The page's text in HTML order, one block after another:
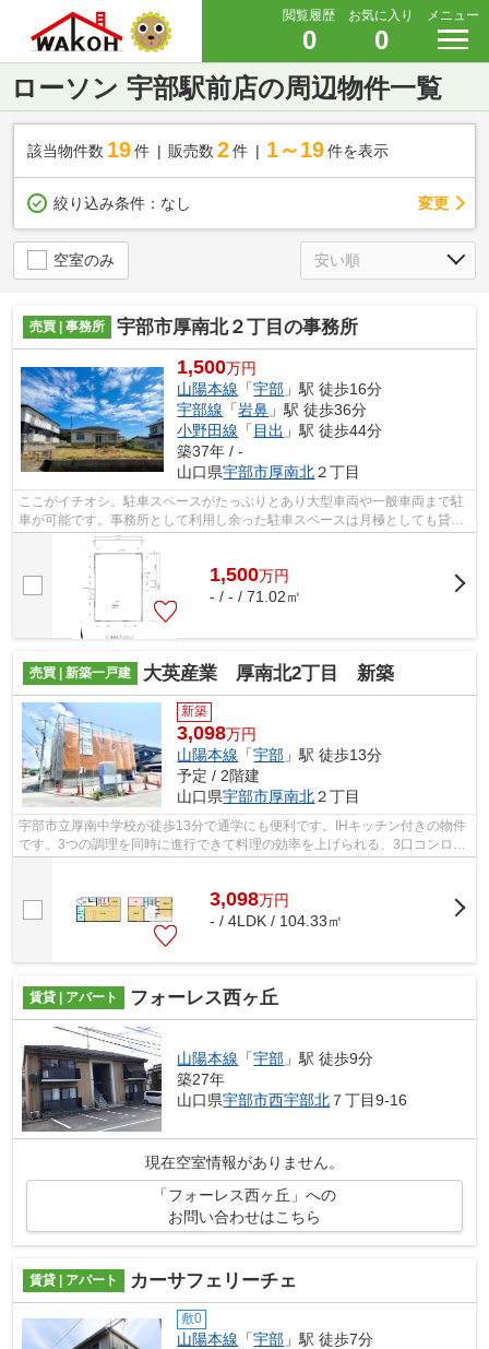
閲覧履歴
0
お気に入り
0
メニュー
ローソン 宇部駅前店の周辺物件一覧
該当物件数 19件 販売数 2 件 1～19 件を表示
絞り込み条件： なし 変更
空室のみ
売買 | 事務所 宇部市厚南北２丁目の事務所
1,500万円
山陽本線 「宇部 」駅 徒歩16分
宇部線 「岩鼻 」駅 徒歩36分
小野田線 「 目出 」駅 徒歩44分
築37年 / -
山口県宇部市厚南北２丁目
ここがイチオシ。駐車スペースがたっぷりとあり大型車両や一般車両まで駐
車が可能です。事務所として利用し余った駐車スペースは月極としても貸し
出し可能です。また平屋建ての建物は...
1,500万円
- / - / 71.02㎡
売買 | 新築一戸建 大英産業 厚南北2丁目 新築
新築
3,098万円
山陽本線 「宇部 」駅 徒歩13分
予定 / 2階建
山口県宇部市厚南北２丁目
宇部市立厚南中学校が徒歩13分で通学にも便利です。IHキッチン付きの物件
です。3つの調理を同時に進行できて料理の効率を上げられる、3口コンロが
3,098万円
- / 4LDK / 104.33㎡
賃貸 | アパート フォーレス西ヶ丘
山陽本線 「宇部 」駅 徒歩9分
築27年
山口県宇部市西宇部北 ７丁目9-16
現在空室情報がありません。
「フォーレス西ヶ丘」への
お問い合わせはこちら
賃貸 | アパート カーサフェリーチェ
敷0
山陽本線 「宇部 」駅 徒歩7分